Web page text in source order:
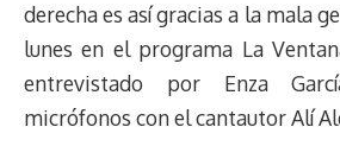
derecha es así gracias a la mala
lunes en el programa La
entrevistado por Enza
micrófonos con el cantautor Alí